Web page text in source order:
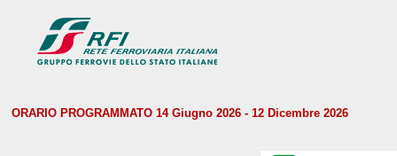
ORARIO PROGRAMMATO 14 Giugno 2026 - 12 Dicembre 2026